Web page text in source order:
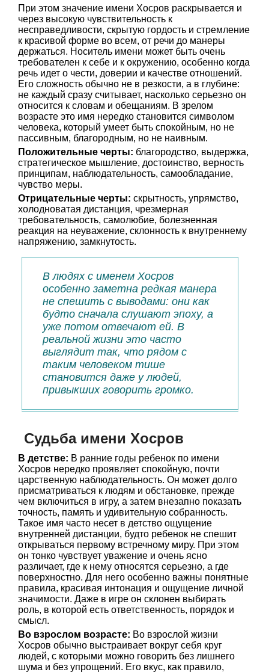
При этом значение имени Хосров раскрывается и
через высокую чувствительность к
несправедливости, скрытую гордость и стремление
к красивой форме во всем, от речи до манеры
держаться. Носитель имени может быть очень
требователен к себе и к окружению, особенно когда
речь идет о чести, доверии и качестве отношений.
Его сложность обычно не в резкости, а в глубине:
не каждый сразу считывает, насколько серьезно он
относится к словам и обещаниям. В зрелом
возрасте это имя нередко становится символом
человека, который умеет быть спокойным, но не
пассивным, благородным, но не наивным.
Положительные черты: благородство, выдержка,
стратегическое мышление, достоинство, верность
принципам, наблюдательность, самообладание,
чувство меры.
Отрицательные черты: скрытность, упрямство,
холодноватая дистанция, чрезмерная
требовательность, самолюбие, болезненная
реакция на неуважение, склонность к внутреннему
напряжению, замкнутость.
В людях с именем Хосров
особенно заметна редкая манера
не спешить с выводами: они как
будто сначала слушают эпоху, а
уже потом отвечают ей. В
реальной жизни это часто
выглядит так, что рядом с
таким человеком тише
становится даже у людей,
привыкших говорить громко.
Судьба имени Хосров
В детстве: В ранние годы ребенок по имени
Хосров нередко проявляет спокойную, почти
царственную наблюдательность. Он может долго
присматриваться к людям и обстановке, прежде
чем включиться в игру, а затем внезапно показать
точность, память и удивительную собранность.
Такое имя часто несет в детство ощущение
внутренней дистанции, будто ребенок не спешит
открываться первому встречному миру. При этом
он тонко чувствует уважение и очень ясно
различает, где к нему относятся серьезно, а где
поверхностно. Для него особенно важны понятные
правила, красивая интонация и ощущение личной
значимости. Даже в игре он склонен выбирать
роль, в которой есть ответственность, порядок и
смысл.
Во взрослом возрасте: Во взрослой жизни
Хосров обычно выстраивает вокруг себя круг
людей, с которыми можно говорить без лишнего
шума и без упрощений. Его вкус, как правило,